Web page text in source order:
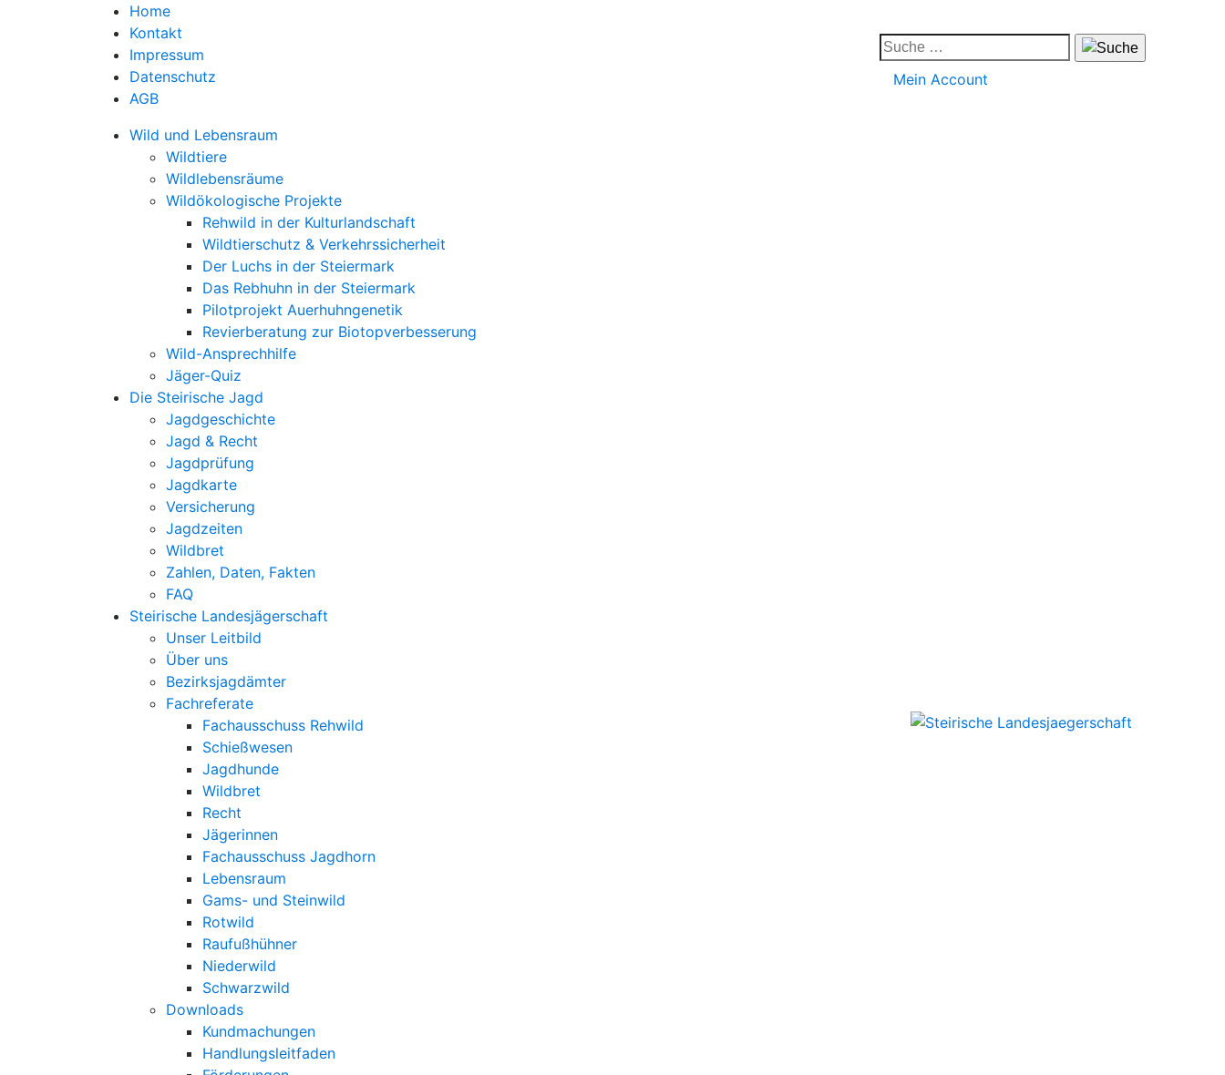
Home
Kontakt
Impressum
Datenschutz
AGB
Mein Account
Wild und Lebensraum
Wildtiere
Wildlebensräume
Wildökologische Projekte
Rehwild in der Kulturlandschaft
Wildtierschutz & Verkehrssicherheit
Der Luchs in der Steiermark
Das Rebhuhn in der Steiermark
Pilotprojekt Auerhuhngenetik
Revierberatung zur Biotopverbesserung
Wild-Ansprechhilfe
Jäger-Quiz
Die Steirische Jagd
Jagdgeschichte
Jagd & Recht
Jagdprüfung
Jagdkarte
Versicherung
Jagdzeiten
Wildbret
Zahlen, Daten, Fakten
FAQ
Steirische Landesjägerschaft
Unser Leitbild
Über uns
Bezirksjagdämter
Fachreferate
Fachausschuss Rehwild
Schießwesen
Jagdhunde
Wildbret
Recht
Jägerinnen
Fachausschuss Jagdhorn
Lebensraum
Gams- und Steinwild
Rotwild
Raufußhühner
Niederwild
Schwarzwild
Downloads
Kundmachungen
Handlungsleitfaden